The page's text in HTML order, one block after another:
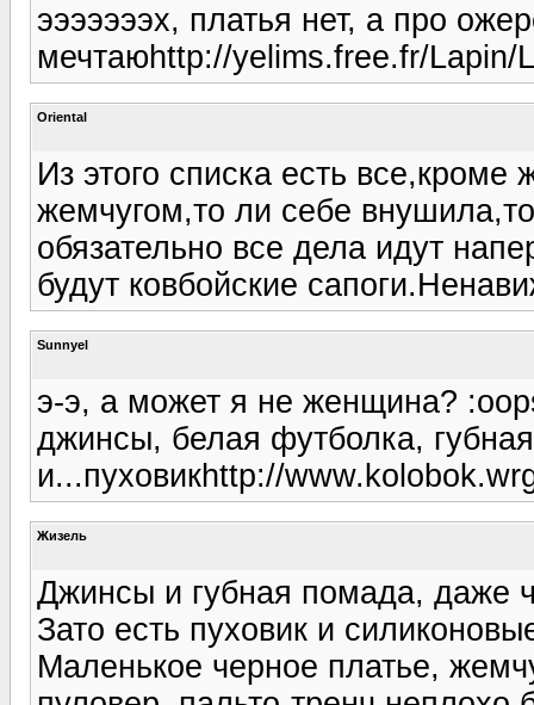
эээээээх, платья нет, а про
мечтаюhttp://yelims.free.fr/Lapin/
Oriental
Из этого списка есть
жемчугом,то ли себе
обязательно все дела идут
будут ковбойские
Sunnyel
э-э, а может я не женщина?
джинсы, белая футболка,
и...пуховикhttp://
Жизель
Джинсы и губная помада, даже
Зато есть пуховик и
Маленькое черное платье,